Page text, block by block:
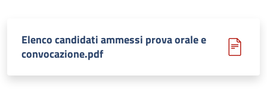
Elenco candidati ammessi prova orale e
convocazione.pdf